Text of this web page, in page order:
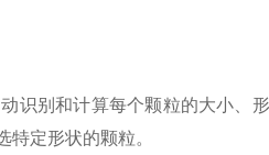
别和计算每个颗粒的大小、
定形状的颗粒。